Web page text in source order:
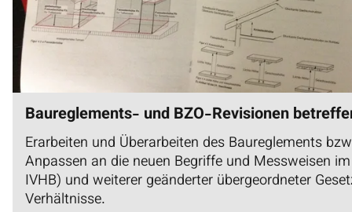
Baureglements- und BZO-Revisionen
Erarbeiten und Überarbeiten des Baureglements
Anpassen an die neuen Begriffe und Messweisen
IVHB) und weiterer geänderter übergeordneter
Verhältnisse.